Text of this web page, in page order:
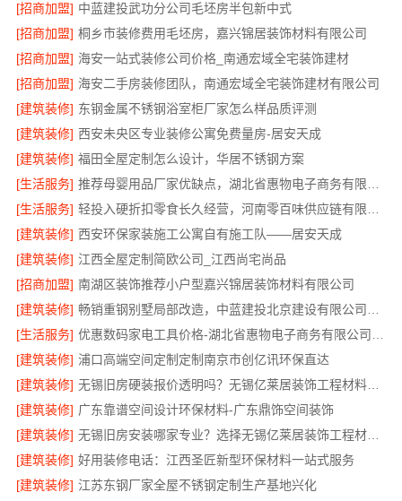
[招商加盟] 中蓝建投武功分公司毛坯房半包新中式
[招商加盟] 桐乡市装修费用毛坯房，嘉兴锦居装饰材料有限公司
[招商加盟] 海安一站式装修公司价格_南通宏域全宅装饰建材
[招商加盟] 海安二手房装修团队，南通宏域全宅装饰建材有限公司
[建筑装修] 东钢金属不锈钢浴室柜厂家怎么样品质评测
[建筑装修] 西安未央区专业装修公寓免费量房-居安天成
[建筑装修] 福田全屋定制怎么设计，华居不锈钢方案
[生活服务]
[生活服务]
[建筑装修] 西安环保家装施工公寓自有施工队——居安天成
[建筑装修] 江西全屋定制简欧公司_江西尚宅尚品
[招商加盟] 南湖区装饰推荐小户型嘉兴锦居装饰材料有限公司
[建筑装修]
[生活服务]
[建筑装修] 浦口高端空间定制定制南京市创亿讯环保直达
[建筑装修]
无锡旧房硬装报价透明吗？无锡亿莱居装饰工程材料有限公司标准流程
[建筑装修] 广东靠谱空间设计环保材料-广东鼎饰空间装饰
[建筑装修]
无锡旧房安装哪家专业？选择无锡亿莱居装饰工程材料有限公司
[建筑装修] 好用装修电话：江西圣匠新型环保材料一站式服务
[建筑装修] 江苏东钢厂家全屋不锈钢定制生产基地兴化